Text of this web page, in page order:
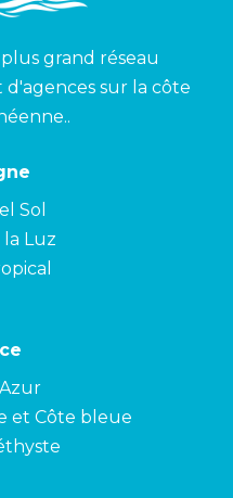
grand réseau
sur la côte
Sol
la Luz
et Côte bleue